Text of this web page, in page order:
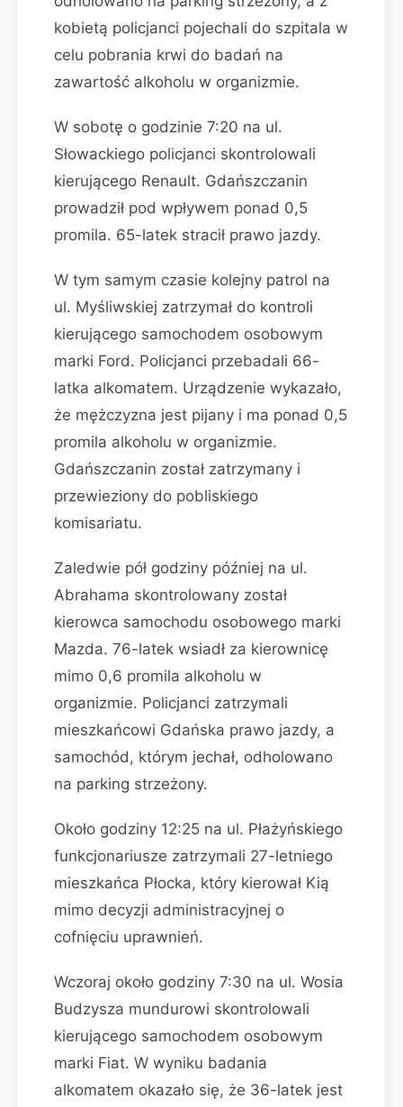
kobietą policjanci pojechali do szpitala w
celu pobrania krwi do badań na
zawartość alkoholu w organizmie.
W sobotę o godzinie 7:20 na ul.
Słowackiego policjanci skontrolowali
kierującego Renault. Gdańszczanin
prowadził pod wpływem ponad 0,5
promila. 65-latek stracił prawo jazdy.
W tym samym czasie kolejny patrol na
ul. Myśliwskiej zatrzymał do kontroli
kierującego samochodem osobowym
marki Ford. Policjanci przebadali 66-
latka alkomatem. Urządzenie wykazało,
że mężczyzna jest pijany i ma ponad 0,5
promila alkoholu w organizmie.
Gdańszczanin został zatrzymany i
przewieziony do pobliskiego
komisariatu.
Zaledwie pół godziny później na ul.
Abrahama skontrolowany został
kierowca samochodu osobowego marki
Mazda. 76-latek wsiadł za kierownicę
mimo 0,6 promila alkoholu w
organizmie. Policjanci zatrzymali
mieszkańcowi Gdańska prawo jazdy, a
samochód, którym jechał, odholowano
na parking strzeżony.
Około godziny 12:25 na ul. Płażyńskiego
funkcjonariusze zatrzymali 27-letniego
mieszkańca Płocka, który kierował Kią
mimo decyzji administracyjnej o
cofnięciu uprawnień.
Wczoraj około godziny 7:30 na ul. Wosia
Budzysza mundurowi skontrolowali
kierującego samochodem osobowym
marki Fiat. W wyniku badania
alkomatem okazało się, że 36-latek jest